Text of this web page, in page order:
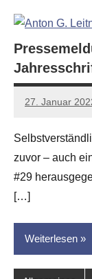
Essay
und
Kritik
27. Januar
Jan-
Hornauer
für
dasgedichtblog
zuvor – auch
#29
[…]
Weiterlesen